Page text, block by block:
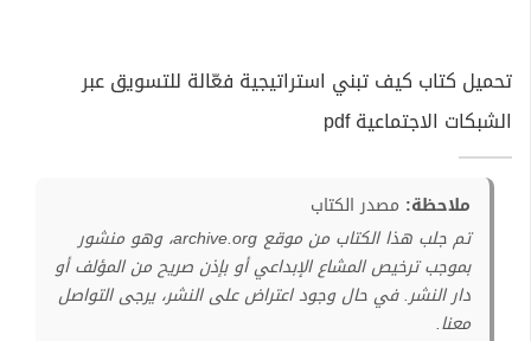
تحميل كتاب كيف تبني استراتيجية فعّالة للتسويق عبر
الشبكات الاجتماعية pdf
ملاحظة: مصدر الكتاب
تم جلب هذا الكتاب من موقع archive.org، وهو منشور
بموجب ترخيص المشاع الإبداعي أو بإذن صريح من المؤلف أو
دار النشر. في حال وجود اعتراض على النشر، يرجى التواصل
معنا.